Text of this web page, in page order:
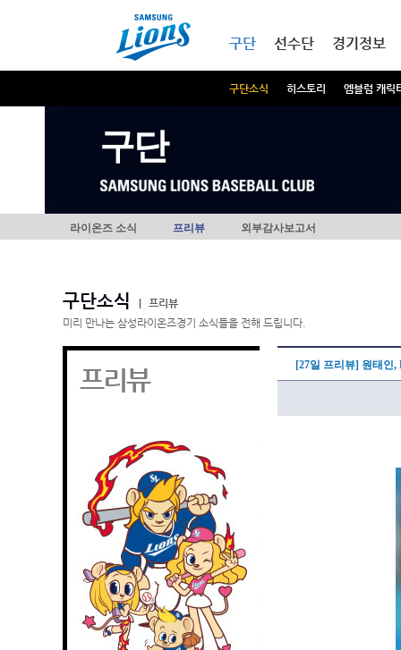
구단
구단소식 히스토리 엠블럼 캐릭
선수단 경기정보
구단
라이온즈 소식 프리뷰 외부감사보고서
구단소식
프리뷰
미리 만나는 삼성라이온즈경기 소식들을 전해 드립니다.
프리뷰 [27일 프리뷰] 원태인